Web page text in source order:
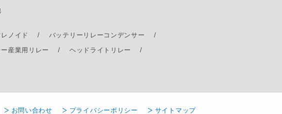
ノイド バッテリーリレー コンデンサー
産業用リレー
ヘッドライトリレー
お問い合わせ プライバシーポリシー サイトマップ